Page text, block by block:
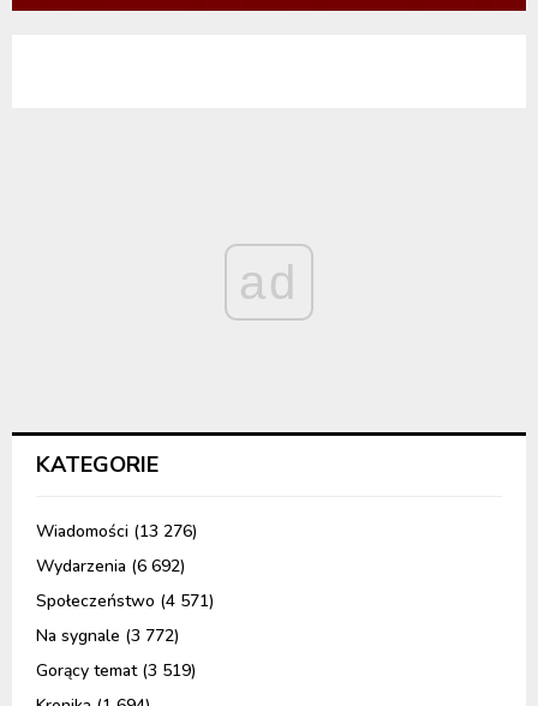
ad
KATEGORIE
Wiadomości (13 276)
Wydarzenia (6 692)
Społeczeństwo (4 571)
Na sygnale (3 772)
Gorący temat(3 519)